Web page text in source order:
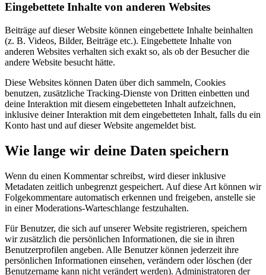
Eingebettete Inhalte von anderen Websites
Beiträge auf dieser Website können eingebettete Inhalte beinhalten
(z. B. Videos, Bilder, Beiträge etc.). Eingebettete Inhalte von
anderen Websites verhalten sich exakt so, als ob der Besucher die
andere Website besucht hätte.
Diese Websites können Daten über dich sammeln, Cookies
benutzen, zusätzliche Tracking-Dienste von Dritten einbetten und
deine Interaktion mit diesem eingebetteten Inhalt aufzeichnen,
inklusive deiner Interaktion mit dem eingebetteten Inhalt, falls du ein
Konto hast und auf dieser Website angemeldet bist.
Wie lange wir deine Daten speichern
Wenn du einen Kommentar schreibst, wird dieser inklusive
Metadaten zeitlich unbegrenzt gespeichert. Auf diese Art können wir
Folgekommentare automatisch erkennen und freigeben, anstelle sie
in einer Moderations-Warteschlange festzuhalten.
Für Benutzer, die sich auf unserer Website registrieren, speichern
wir zusätzlich die persönlichen Informationen, die sie in ihren
Benutzerprofilen angeben. Alle Benutzer können jederzeit ihre
persönlichen Informationen einsehen, verändern oder löschen (der
Benutzername kann nicht verändert werden). Administratoren der